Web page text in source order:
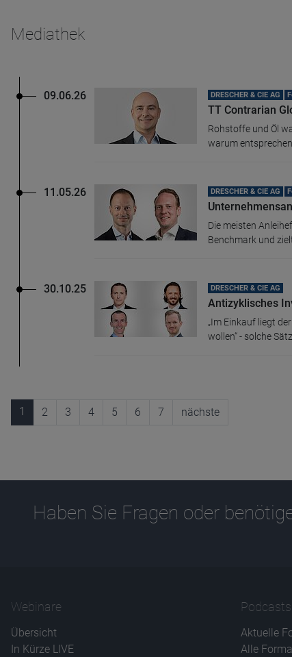
Mediathek
09.06.26 DRESCHER & CIE AG
TT Contrarian
Rohstoffe und Öl
warum
11.05.26 DRESCHER & CIE AG
Die meisten
Benchmark und
30.10.25 DRESCHER & CIE AG
Antizyklisches
„Im Einkauf liegt
wollen“ - solche
1 2 3 4 5 6 7 nächste
Haben Sie Fragen oder
Webinare
Übersicht
In Kürze LIVE
Podcasts
Aktuelle
Alle